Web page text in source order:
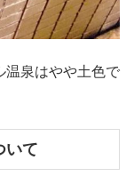
温泉はやや土色で
いて